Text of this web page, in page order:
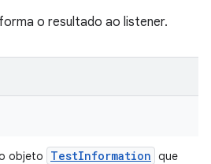
o resultado ao listener.
objeto TestInformation que